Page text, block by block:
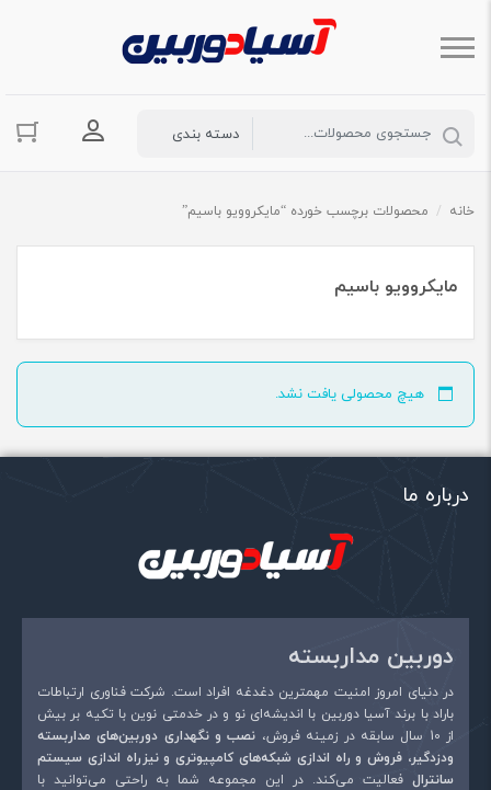
ورود به
خانه / محصولات برچسب خورده “مایکروویو باسیم”
مایکروویو باسیم
هیچ محصولی یافت نشد.
درباره ما
دوربین مداربسته
در دنیای امروز امنیت مهمترین دغدغه افراد است. شرکت فناوری ارتباطات
باراد با برند آسیا دوربین با اندیشه‌ای نو و در خدمتی نوین با تکیه بر بیش
از 10 سال سابقه در زمینه فروش،
نصب و نگهداری دوربین‌های مداربسته
ودزدگیر، فروش و راه اندازی شبکه‌های کامپیوتری و نیزراه اندازی سیستم
سانترال فعالیت می‌کند. در این مجموعه شما به راحتی می‌توانید با